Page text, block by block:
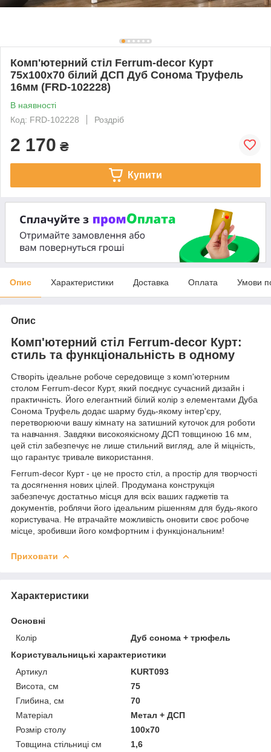
Комп'ютерний стіл Ferrum-decor Курт
75x100x70 білий ДСП Дуб Сонома Труфель
16мм (FRD-102228)
В наявності
Код: FRD-102228
Роздріб
2 170 ₴
Купити
Опис Характеристики Доставка Оплата Умови
Опис
Комп'ютерний стіл Ferrum-decor Курт:
стиль та функціональність в одному
Створіть ідеальне робоче середовище з комп'ютерним
столом Ferrum-decor Курт, який поєднує сучасний дизайн і
практичність. Його елегантний білий колір з елементами Дуба
Сонома Труфель додає шарму будь-якому інтер'єру,
перетворюючи вашу кімнату на затишний куточок для роботи
та навчання. Завдяки високоякісному ДСП товщиною 16 мм,
цей стіл забезпечує не лише стильний вигляд, але й міцність,
що гарантує тривале використання.
Ferrum-decor Курт - це не просто стіл, а простір для творчості
та досягнення нових цілей. Продумана конструкція
забезпечує достатньо місця для всіх ваших гаджетів та
документів, роблячи його ідеальним рішенням для будь-якого
користувача. Не втрачайте можливість оновити своє робоче
місце, зробивши його комфортним і функціональним!
Приховати
Характеристики
Основні
Колір
Дуб сонома + трюфель
Користувальницькі характеристики
Артикул
KURT093
Висота, см
75
Глибина, см
70
Матеріал
Метал + ДСП
Розмір столу
100х70
Товщина стільниці см
1,6